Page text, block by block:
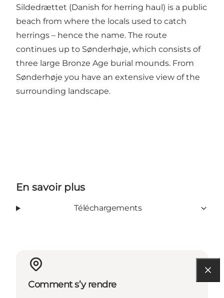
Sildedrættet (Danish for herring haul) is a public
beach from where the locals used to catch
herrings – hence the name. The route
continues up to Sønderhøje, which consists of
three large Bronze Age burial mounds. From
Sønderhøje you have an extensive view of the
surrounding landscape.
En savoir plus
Téléchargements
Comment s’y rendre